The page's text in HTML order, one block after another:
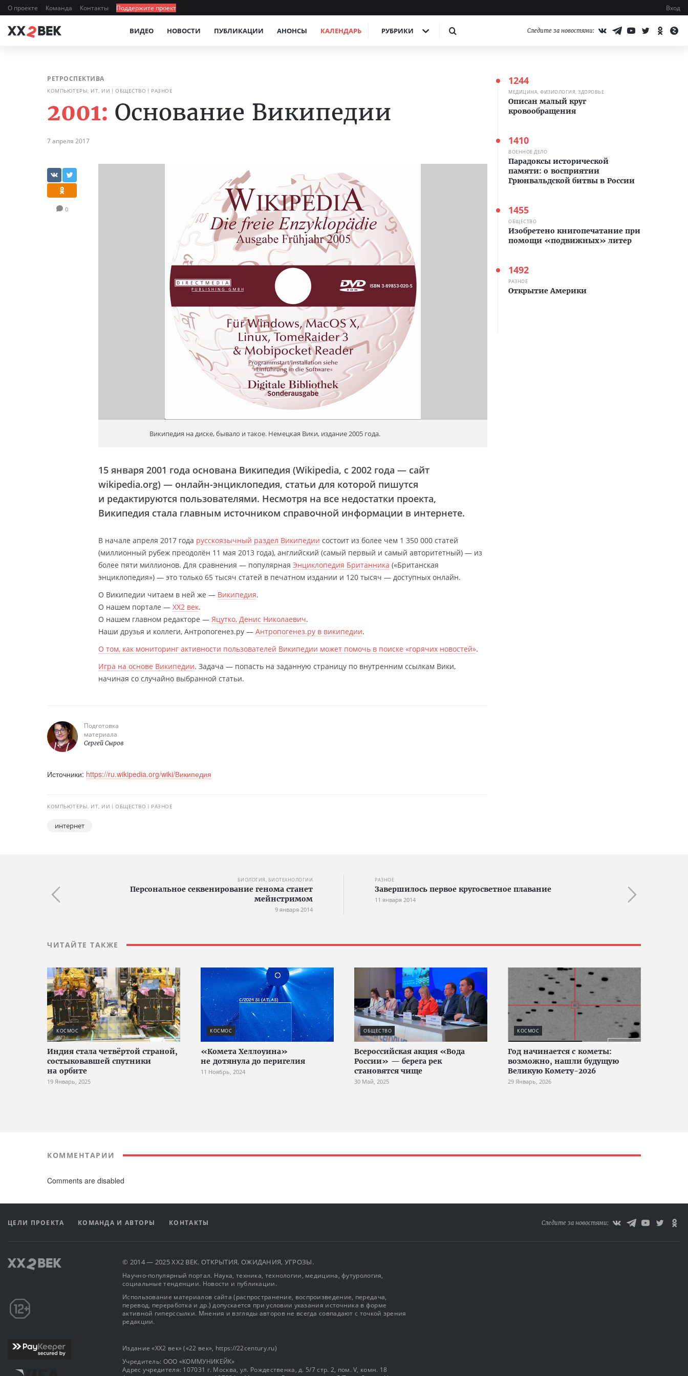
О проекте Команда Контакты Поддержите проект Вход
ВИДЕО НОВОСТИ ПУБЛИКАЦИИ АНОНСЫ КАЛЕНДАРЬ РУБРИКИ Следите за новостями:
РЕТРОСПЕКТИВА
КОМПЬЮТЕРЫ, ИТ, ИИ ОБЩЕСТВО РАЗНОЕ
2001: Основание Википедии
7 апреля 2017
0
Википедия на диске, бывало и такое. Немецкая Вики, издание 2005 года.
15 января 2001 года основана Википедия (Wikipedia, с 2002 года — сайт
wikipedia.org) — онлайн-энциклопедия, статьи для которой пишутся
и редактируются пользователями. Несмотря на все недостатки проекта,
Википедия стала главным источником справочной информации в интернете.
В начале апреля 2017 года русскоязычный раздел Википедии состоит из более чем 1 350 000 статей
(миллионный рубеж преодолён 11 мая 2013 года), английский (самый первый и самый авторитетный) — из
более пяти миллионов. Для сравнения — популярная Энциклопедия Британника («Британская
энциклопедия») — это только 65 тысяч статей в печатном издании и 120 тысяч — доступных онлайн.
О Википедии читаем в ней же — Википедия.
О нашем портале — XX2 век.
О нашем главном редакторе — Яцутко, Денис Николаевич.
Наши друзья и коллеги, Антропогенез.ру — Антропогенез.ру в википедии.
О том, как мониторинг активности пользователей Википедии может помочь в поиске «горячих новостей».
Игра на основе Википедии. Задача — попасть на заданную страницу по внутренним ссылкам Вики,
начиная со случайно выбранной статьи.
Подготовка
материала
Сергей Сыров
Источники: https://ru.wikipedia.org/wiki/Википедия
КОМПЬЮТЕРЫ, ИТ, ИИ ОБЩЕСТВО РАЗНОЕ
интернет
1244
МЕДИЦИНА, ФИЗИОЛОГИЯ, ЗДОРОВЬЕ
Описан малый круг
кровообращения
1410
ВОЕННОЕ ДЕЛО
Парадоксы исторической
памяти: о восприятии
Грюнвальдской битвы в России
1455
ОБЩЕСТВО
Изобретено книгопечатание при
помощи «подвижных» литер
1492
РАЗНОЕ
Открытие Америки
БИОЛОГИЯ, БИОТЕХНОЛОГИИ
Персональное секвенирование генома станет
мейнстримом
9 января 2014
РАЗНОЕ
Завершилось первое кругосветное плавание
11 января 2014
ЧИТАЙТЕ ТАКЖЕ
КОСМОС
Индия стала четвёртой страной,
состыковавшей спутники
на орбите
19 Январь, 2025
КОСМОС
«Комета Хеллоуина»
не дотянула до перигелия
11 Ноябрь, 2024
ОБЩЕСТВО
Всероссийская акция «Вода
России» — берега рек
становятся чище
30 Май, 2025
КОСМОС
Год начинается с кометы:
возможно, нашли будущую
Великую Комету-2026
29 Январь, 2026
КОММЕНТАРИИ
Comments are disabled
ЦЕЛИ ПРОЕКТА КОМАНДА И АВТОРЫ КОНТАКТЫ Следите за новостями:
© 2014 — 2025 XX2 ВЕК. ОТКРЫТИЯ, ОЖИДАНИЯ, УГРОЗЫ.
Научно-популярный портал. Наука, техника, технологии, медицина, футурология,
социальные тенденции. Новости и публикации.
Использование материалов сайта (распространение, воспроизведение, передача,
перевод, переработка и др.) допускается при условии указания источника в форме
активной гиперссылки. Мнения и взгляды авторов не всегда совпадают с точкой зрения
редакции.
Издание «XX2 век» («22 век», https://22century.ru)
Учредитель: OOO «КОММУНИКЕЙК»
Адрес учредителя: 107031 г. Москва, ул. Рождественка, д. 5/7 стр. 2, пом. V, комн. 18